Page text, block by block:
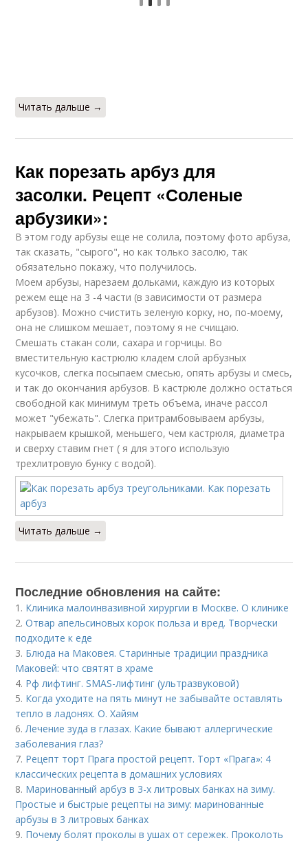
Читать дальше →
Как порезать арбуз для
засолки. Рецепт «Соленые
арбузики»:
В этом году арбузы еще не солила, поэтому фото арбуза,
так сказать, "сырого", но как только засолю, так
обязательно покажу, что получилось.
Моем арбузы, нарезаем дольками, каждую из которых
режем еще на 3 -4 части (в зависимости от размера
арбузов). Можно счистить зеленую корку, но, по-моему,
она не слишком мешает, поэтому я не счищаю.
Смешать стакан соли, сахара и горчицы. Во
вместительную кастрюлю кладем слой арбузных
кусочков, слегка посыпаем смесью, опять арбузы и смесь,
и так до окончания арбузов. В кастрюле должно остаться
свободной как минимум треть объема, иначе рассол
может "убежать". Слегка притрамбовываем арбузы,
накрываем крышкой, меньшего, чем кастрюля, диаметра
и сверху ставим гнет ( я для этого использую
трехлитровую бунку с водой).
Читать дальше →
Последние обновления на сайте:
1. Клиника малоинвазивной хирургии в Москве. О клинике
2.Отвар апельсиновых корок польза и вред. Творчески
подходите к еде
3. Блюда на Маковея. Старинные традиции праздника
Маковей: что святят в храме
4. Рф лифтинг. SMAS-лифтинг (ультразвуковой)
5. Когда уходите на пять минут не забывайте оставлять
тепло в ладонях. О. Хайям
6.Лечение зуда в глазах. Какие бывают аллергические
заболевания глаз?
7. Рецепт торт Прага простой рецепт. Торт «Прага»: 4
классических рецепта в домашних условиях
8. Маринованный арбуз в 3-х литровых банках на зиму.
Простые и быстрые рецепты на зиму: маринованные
арбузы в 3 литровых банках
9. Почему болят проколы в ушах от сережек. Проколоть